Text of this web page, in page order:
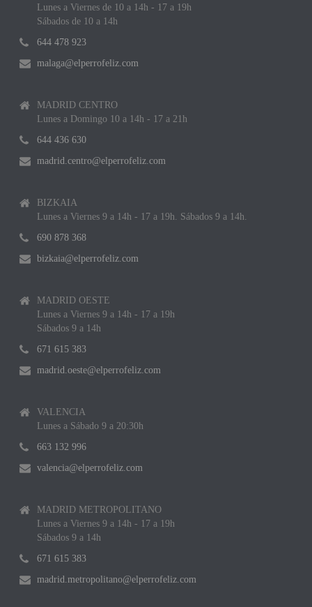
Lunes a Viernes de 10 a 14h - 17 a 19h
Sábados de 10 a 14h
644 478 923
malaga@elperrofeliz.com
MADRID CENTRO
Lunes a Domingo 10 a 14h - 17 a 21h
644 436 630
madrid.centro@elperrofeliz.com
BIZKAIA
Lunes a Viernes 9 a 14h - 17 a 19h. Sábados 9 a 14h.
690 878 368
bizkaia@elperrofeliz.com
MADRID OESTE
Lunes a Viernes 9 a 14h - 17 a 19h
Sábados 9 a 14h
671 615 383
madrid.oeste@elperrofeliz.com
VALENCIA
Lunes a Sábado 9 a 20:30h
663 132 996
valencia@elperrofeliz.com
MADRID METROPOLITANO
Lunes a Viernes 9 a 14h - 17 a 19h
Sábados 9 a 14h
671 615 383
madrid.metropolitano@elperrofeliz.com